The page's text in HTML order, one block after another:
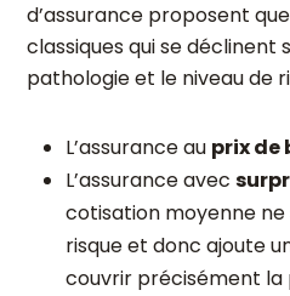
d’assurance proposent
classiques qui se déclinent
pathologie et le niveau de
L’assurance au prix de
L’assurance avec
cotisation moyenne
risque et donc ajoute
couvrir précisément la